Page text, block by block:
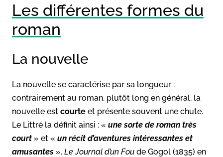
Les différentes formes du
roman
La nouvelle
La nouvelle se caractérise par sa longueur :
contrairement au roman, plutôt long en général, la
nouvelle est courte et présente souvent une chute.
Le Littré la définit ainsi : « une sorte de roman très
court » et « un récit d’aventures intéressantes et
amusantes ». Le Journal d’un Fou de Gogol (1835) en